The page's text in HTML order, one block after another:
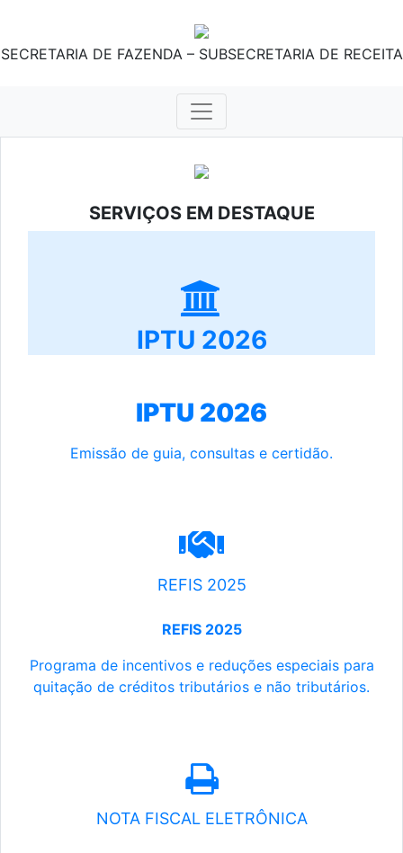
SECRETARIA DE FAZENDA – SUBSECRETARIA DE RECEITA
SERVIÇOS EM DESTAQUE
IPTU 2026
IPTU 2026
Emissão de guia, consultas e certidão.
REFIS 2025
REFIS 2025
Programa de incentivos e reduções especiais para
quitação de créditos tributários e não tributários.
NOTA FISCAL ELETRÔNICA